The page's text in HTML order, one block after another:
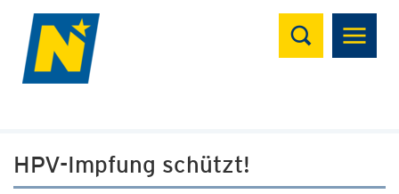
Suchen
HPV-Impfung schützt!